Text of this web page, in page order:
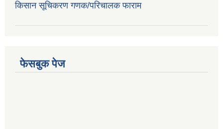
किसान सूचिकरण गणक/परिचालक फाराम
फेसबुक पेज